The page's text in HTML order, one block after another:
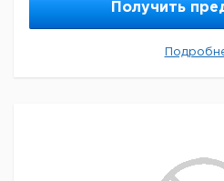
Получить